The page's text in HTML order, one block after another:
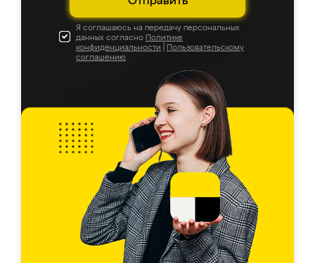
Я соглашаюсь на передачу персональных
данных согласно Политике
конфиденциальности
Пользовательскому
соглашению